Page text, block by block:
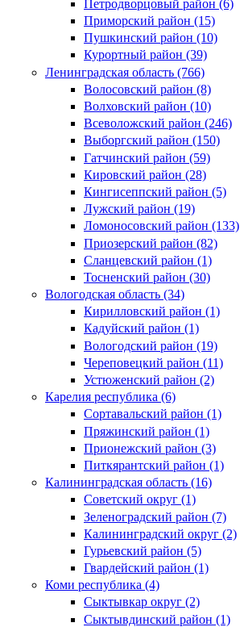
Петродворцовый район (6)
Приморский район (15)
Пушкинский район (10)
Курортный район (39)
Ленинградская область (766)
Волосовский район (8)
Волховский район (10)
Всеволожский район (246)
Выборгский район (150)
Гатчинский район (59)
Кировский район (28)
Кингисеппский район (5)
Лужский район (19)
Ломоносовский район (133)
Приозерский район (82)
Сланцевский район (1)
Тосненский район (30)
Вологодская область (34)
Кирилловский район (1)
Кадуйский район (1)
Вологодский район (19)
Череповецкий район (11)
Устюженский район (2)
Карелия республика (6)
Сортавальский район (1)
Пряжинский район (1)
Прионежский район (3)
Питкярантский район (1)
Калининградская область (16)
Советский округ (1)
Зеленоградский район (7)
Калининградский округ (2)
Гурьевский район (5)
Гвардейский район (1)
Коми республика (4)
Сыктывкар округ (2)
Сыктывдинский район (1)